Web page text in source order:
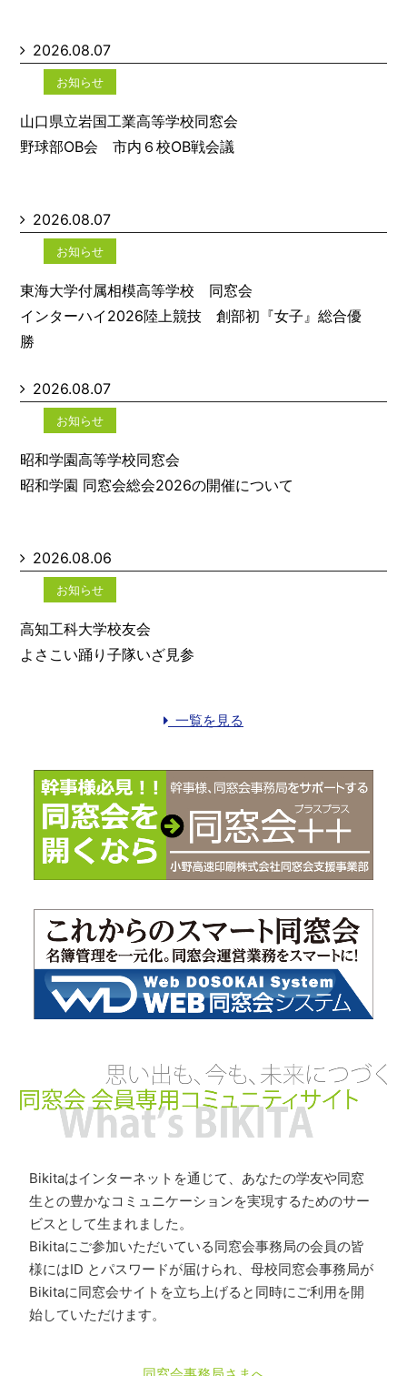
2026.08.07
お知らせ
山口県立岩国工業高等学校同窓会
野球部OB会 市内６校OB戦会議
2026.08.07
お知らせ
東海大学付属相模高等学校 同窓会
インターハイ2026陸上競技 創部初『女子』総合優
勝
2026.08.07
お知らせ
昭和学園高等学校同窓会
昭和学園 同窓会総会2026の開催について
2026.08.06
お知らせ
高知工科大学校友会
よさこい踊り子隊いざ見参
一覧を見る
Bikitaはインターネットを通じて、あなたの学友や同窓
生との豊かなコミュニケーションを実現するためのサー
ビスとして生まれました。
Bikitaにご参加いただいている同窓会事務局の会員の皆
様にはID とパスワードが届けられ、母校同窓会事務局が
Bikitaに同窓会サイトを立ち上げると同時にご利用を開
始していただけます。